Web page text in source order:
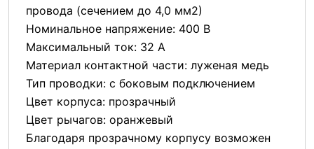
провода (сечением до 4,0 мм2)
Номинальное напряжение: 400 В
Максимальный ток: 32 А
Материал контактной части: луженая медь
Тип проводки: с боковым подключением
Цвет корпуса: прозрачный
Цвет рычагов: оранжевый
Благодаря прозрачному корпусу возможен